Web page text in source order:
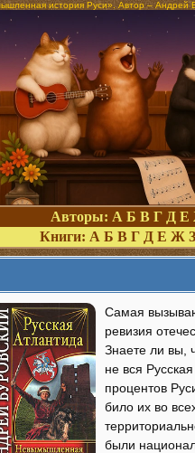
история Руси». Автор – Андрей
Авторы: А Б В Г Д Е
Книги: А Б В Г Д Е Ж З
Самая
ревизия
Знаете ли вы,
не вся
процентов
било их во
были